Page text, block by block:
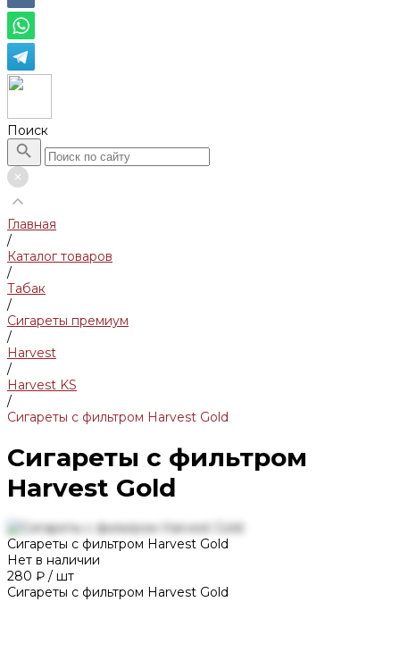
Поиск
Главная
/
Каталог товаров
/
Табак
/
Сигареты премиум
/
Harvest
/
Harvest KS
/
Сигареты с фильтром Harvest Gold
Сигареты с фильтром
Harvest Gold
Сигареты с фильтром Harvest Gold
Нет в наличии
280 ₽ / шт
Сигареты с фильтром Harvest Gold